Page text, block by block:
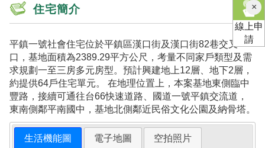
住宅簡介
平鎮一號社會住宅位於平鎮區漢口街及漢口街82巷交叉
口，基地面積為2389.29平方公尺，考量不同家戶類型及需
求規劃一至三房多元房型。預計興建地上12層、地下2層，
約提供64戶住宅單元。 在地理位置上，本案基地東側臨中
豐路，接續可通往台66快速道路、國道一號平鎮交流道，
東南側鄰平南國中，基地北側鄰近民俗文化公園及納骨塔。
生活機能圖 電子地圖 空拍照片
×關
閉
線上申
請